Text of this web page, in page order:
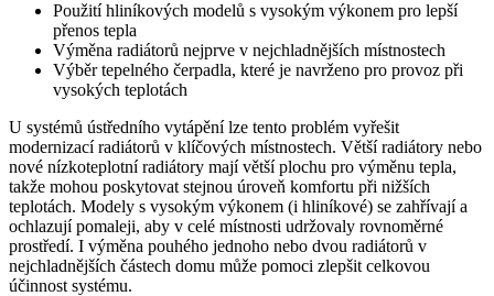
Použití hliníkových modelů s vysokým výkonem pro lepší
přenos tepla
Výměna radiátorů nejprve v nejchladnějších místnostech
Výběr tepelného čerpadla, které je navrženo pro provoz při
vysokých teplotách
U systémů ústředního vytápění lze tento problém vyřešit
modernizací radiátorů v klíčových místnostech. Větší radiátory nebo
nové nízkoteplotní radiátory mají větší plochu pro výměnu tepla,
takže mohou poskytovat stejnou úroveň komfortu při nižších
teplotách. Modely s vysokým výkonem (i hliníkové) se zahřívají a
ochlazují pomaleji, aby v celé místnosti udržovaly rovnoměrné
prostředí. I výměna pouhého jednoho nebo dvou radiátorů v
nejchladnějších částech domu může pomoci zlepšit celkovou
účinnost systému.